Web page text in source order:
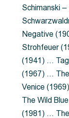
Schimanski
Negative
Strohfeuer
(1941) …
(1967) …
Venice
The Wild
(1981) …